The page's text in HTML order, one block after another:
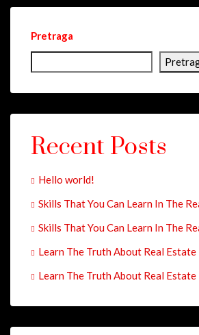
Pretraga
Recent Posts
Hello world!
Skills That You Can Learn In The
Skills That You Can Learn In The
Learn The Truth About Real
Learn The Truth About Real